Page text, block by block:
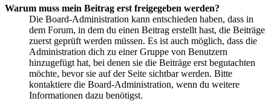
Warum muss mein Beitrag erst freigegeben werden?
Die Board-Administration kann entschieden haben, dass in
dem Forum, in dem du einen Beitrag erstellt hast, die Beiträge
zuerst geprüft werden müssen. Es ist auch möglich, dass die
Administration dich zu einer Gruppe von Benutzern
hinzugefügt hat, bei denen sie die Beiträge erst begutachten
möchte, bevor sie auf der Seite sichtbar werden. Bitte
kontaktiere die Board-Administration, wenn du weitere
Informationen dazu benötigst.